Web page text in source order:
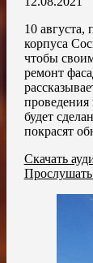
10 августа,
корпуса
чтобы
ремонт
проведения
будет
покрасят
Скачать